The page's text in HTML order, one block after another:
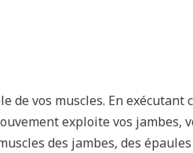
vos muscles. En exécutant
exploite vos jambes,
des jambes, des